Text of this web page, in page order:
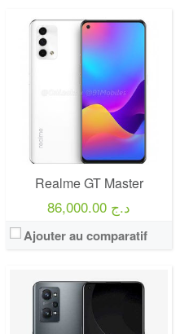
Realme GT Master
86,000.00 د.ج
Ajouter au comparatif